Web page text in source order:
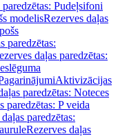
Pudeļsifoni
modelisRezerves daļas
paredzētas:
daļas paredzētas:
Aktivizācijas
paredzētas: Noteces
paredzētas: P veida
paredzētas:
Rezerves daļas